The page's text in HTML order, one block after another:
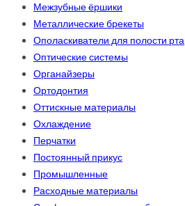
Межзубные ёршики
Металлические брекеты
Ополаскиватели для полости рта
Оптические системы
Органайзеры
Ортодонтия
Оттискные материалы
Охлаждение
Перчатки
Постоянный прикус
Промышленные
Расходные материалы